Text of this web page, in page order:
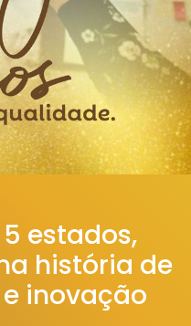
estados,
história de
inovação